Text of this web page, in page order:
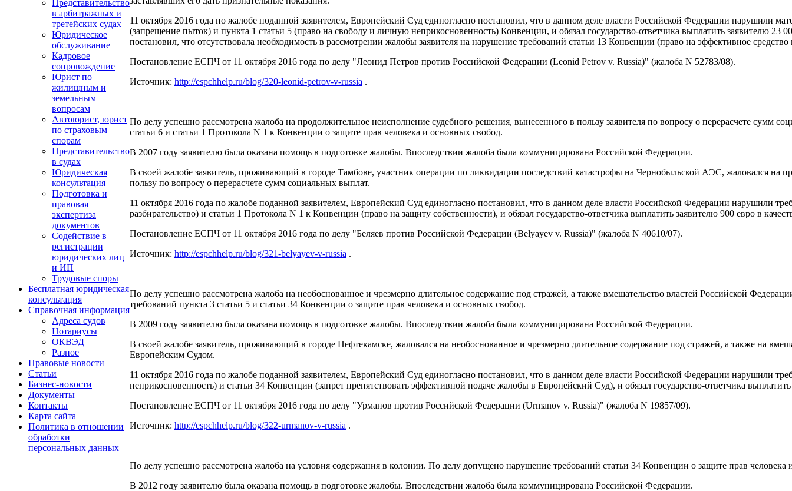
Представительство
в арбитражных и
третейских судах
Юридическое
обслуживание
Кадровое
сопровождение
Юрист по
жилищным и
земельным
вопросам
Автоюрист, юрист
по страховым
спорам
Представительство
в судах
Юридическая
консультация
Подготовка и
правовая
экспертиза
документов
Содействие в
регистрации
юридических лиц
и ИП
Трудовые споры
Бесплатная юридическая
консультация
Справочная информация
Адреса судов
Нотариусы
ОКВЭД
Разное
Правовые новости
Статьи
Бизнес-новости
Документы
Контакты
Карта сайта
Политика в отношении
обработки
персональных данных
11 октября 2016 года по жалобе поданной заявителем, Европейский Суд единогласно постановил, что в данном деле власти Российской Федерации нарушили
(запрещение пыток) и пункта 1 статьи 5 (право на свободу и личную неприкосновенность) Конвенции, и обязал государство-ответчика выплатить заявителю 23
постановил, что отсутствовала необходимость в рассмотрении жалобы заявителя на нарушение требований статьи 13 Конвенции (право на эффективное
Постановление ЕСПЧ от 11 октября 2016 года по делу "Леонид Петров против Российской Федерации (Leonid Petrov v. Russia)" (жалоба N 52783/08).
Источник: http://espchhelp.ru/blog/320-leonid-petrov-v-russia .
По делу успешно рассмотрена жалоба на продолжительное неисполнение судебного решения, вынесенного в пользу заявителя по вопросу о перерасчете сумм
статьи 6 и статьи 1 Протокола N 1 к Конвенции о защите прав человека и основных свобод.
В 2007 году заявителю была оказана помощь в подготовке жалобы. Впоследствии жалоба была коммуницирована Российской Федерации.
В своей жалобе заявитель, проживающий в городе Тамбове, участник операции по ликвидации последствий катастрофы на Чернобыльской АЭС, жаловался на
пользу по вопросу о перерасчете сумм социальных выплат.
11 октября 2016 года по жалобе поданной заявителем, Европейский Суд единогласно постановил, что в данном деле власти Российской Федерации нарушили
разбирательство) и статьи 1 Протокола N 1 к Конвенции (право на защиту собственности), и обязал государство-ответчика выплатить заявителю 900 евро в
Постановление ЕСПЧ от 11 октября 2016 года по делу "Беляев против Российской Федерации (Belyayev v. Russia)" (жалоба N 40610/07).
Источник: http://espchhelp.ru/blog/321-belyayev-v-russia .
По делу успешно рассмотрена жалоба на необоснованное и чрезмерно длительное содержание под стражей, а также вмешательство властей Российской
требований пункта 3 статьи 5 и статьи 34 Конвенции о защите прав человека и основных свобод.
В 2009 году заявителю была оказана помощь в подготовке жалобы. Впоследствии жалоба была коммуницирована Российской Федерации.
В своей жалобе заявитель, проживающий в городе Нефтекамске, жаловался на необоснованное и чрезмерно длительное содержание под стражей, а также на
Европейским Судом.
11 октября 2016 года по жалобе поданной заявителем, Европейский Суд единогласно постановил, что в данном деле власти Российской Федерации нарушили
неприкосновенность) и статьи 34 Конвенции (запрет препятствовать эффективной подаче жалобы в Европейский Суд), и обязал государство-ответчика
Постановление ЕСПЧ от 11 октября 2016 года по делу "Урманов против Российской Федерации (Urmanov v. Russia)" (жалоба N 19857/09).
Источник: http://espchhelp.ru/blog/322-urmanov-v-russia .
По делу успешно рассмотрена жалоба на условия содержания в колонии. По делу допущено нарушение требований статьи 34 Конвенции о защите прав человека
В 2012 году заявителю была оказана помощь в подготовке жалобы. Впоследствии жалоба была коммуницирована Российской Федерации.